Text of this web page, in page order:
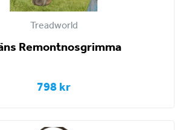
Treadworld
Remontnosgrimma
798 kr